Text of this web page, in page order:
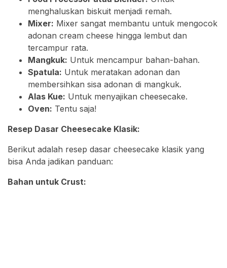
menghaluskan biskuit menjadi remah.
Mixer: Mixer sangat membantu untuk mengocok
adonan cream cheese hingga lembut dan
tercampur rata.
Mangkuk: Untuk mencampur bahan-bahan.
Spatula: Untuk meratakan adonan dan
membersihkan sisa adonan di mangkuk.
Alas Kue: Untuk menyajikan cheesecake.
Oven: Tentu saja!
Resep Dasar Cheesecake Klasik:
Berikut adalah resep dasar cheesecake klasik yang
bisa Anda jadikan panduan:
Bahan untuk Crust: